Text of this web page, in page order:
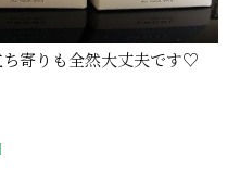
寄りも全然大丈夫です♡